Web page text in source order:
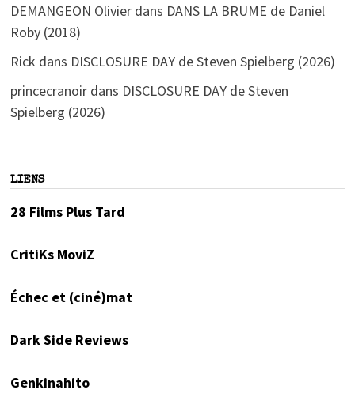
DEMANGEON Olivierdans DANS LA BRUME de Daniel
Roby (2018)
Rick dans DISCLOSURE DAY de Steven Spielberg (2026)
princecranoirdans DISCLOSURE DAY de Steven
Spielberg (2026)
LIENS
28 Films Plus Tard
CritiKs MoviZ
Échec et (ciné)mat
Dark Side Reviews
Genkinahito